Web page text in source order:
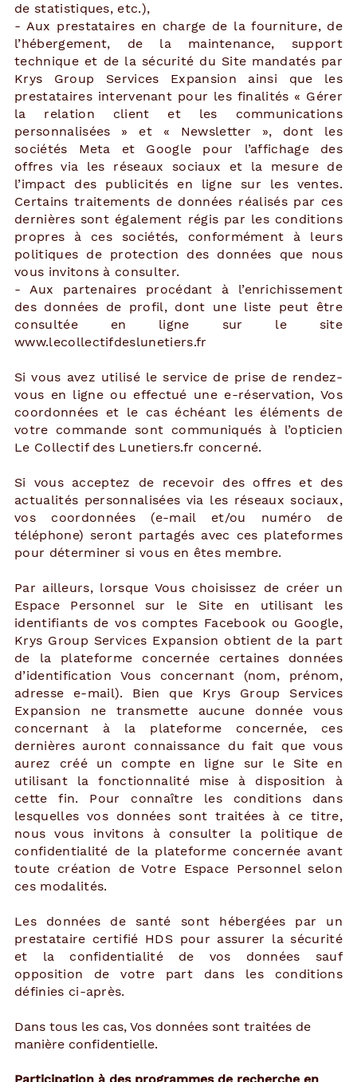
de statistiques, etc.),
- Aux prestataires en charge de la fourniture, de
l’hébergement, de la maintenance, support
technique et de la sécurité du Site mandatés par
Krys Group Services Expansion ainsi que les
prestataires intervenant pour les finalités « Gérer
la relation client et les communications
personnalisées » et « Newsletter », dont les
sociétés Meta et Google pour l’affichage des
offres via les réseaux sociaux et la mesure de
l’impact des publicités en ligne sur les ventes.
Certains traitements de données réalisés par ces
dernières sont également régis par les conditions
propres à ces sociétés, conformément à leurs
politiques de protection des données que nous
vous invitons à consulter.
- Aux partenaires procédant à l’enrichissement
des données de profil, dont une liste peut être
consultée en ligne sur le site
www.lecollectifdeslunetiers.fr
Si vous avez utilisé le service de prise de rendez-
vous en ligne ou effectué une e-réservation, Vos
coordonnées et le cas échéant les éléments de
votre commande sont communiqués à l’opticien
Le Collectif des Lunetiers.fr concerné.
Si vous acceptez de recevoir des offres et des
actualités personnalisées via les réseaux sociaux,
vos coordonnées (e-mail et/ou numéro de
téléphone) seront partagés avec ces plateformes
pour déterminer si vous en êtes membre.
Par ailleurs, lorsque Vous choisissez de créer un
Espace Personnel sur le Site en utilisant les
identifiants de vos comptes Facebook ou Google,
Krys Group Services Expansion obtient de la part
de la plateforme concernée certaines données
d’identification Vous concernant (nom, prénom,
adresse e-mail). Bien que Krys Group Services
Expansion ne transmette aucune donnée vous
concernant à la plateforme concernée, ces
dernières auront connaissance du fait que vous
aurez créé un compte en ligne sur le Site en
utilisant la fonctionnalité mise à disposition à
cette fin. Pour connaître les conditions dans
lesquelles vos données sont traitées à ce titre,
nous vous invitons à consulter la politique de
confidentialité de la plateforme concernée avant
toute création de Votre Espace Personnel selon
ces modalités.
Les données de santé sont hébergées par un
prestataire certifié HDS pour assurer la sécurité
et la confidentialité de vos données sauf
opposition de votre part dans les conditions
définies ci-après.
Dans tous les cas, Vos données sont traitées de
manière confidentielle.